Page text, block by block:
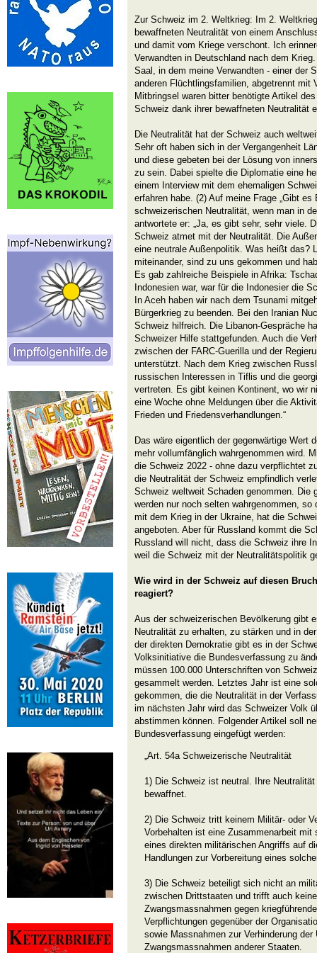
Zur Schweiz im 2. Weltkrieg: Im 2.
bewaffneten Neutralität von einem
und damit vom Kriege verschont. Ich
Verwandten in Deutschland nach dem
Saal, in dem meine Verwandten - einer der
anderen Flüchtlingsfamilien, abgetrennt mit
Mitbringsel waren bitter benötigte Artikel
Schweiz dank ihrer bewaffneten Neutralität
Die Neutralität hat der Schweiz auch
Sehr oft haben sich in der Vergangenheit
und diese gebeten bei der Lösung von
zu sein. Dabei spielte die Diplomatie eine
einem Interview mit dem ehemaligen
erfahren habe. (2) Auf meine Frage „Gibt
schweizerischen Neutralität, wenn man in
antwortete er: „Ja, es gibt sehr, sehr viele.
Schweiz atmet mit der Neutralität. Die
eine neutrale Außenpolitik. Was heißt das?
miteinander, sind zu uns gekommen und
Es gab zahlreiche Beispiele in Afrika:
Indonesien war, war für die Indonesier die
In Aceh haben wir nach dem Tsunami
Bürgerkrieg zu beenden. Bei den Iranian
Schweiz hilfreich. Die Libanon-Gespräche
Schweizer Hilfe stattgefunden. Auch die
zwischen der FARC-Guerilla und der
unterstützt. Nach dem Krieg zwischen
russischen Interessen in Tiflis und die
vertreten. Es gibt keinen Kontinent, wo wir
eine Woche ohne Meldungen über die
Frieden und Friedensverhandlungen.“
Das wäre eigentlich der gegenwärtige Wert
mehr vollumfänglich wahrgenommen wird.
die Schweiz 2022 - ohne dazu verpflichtet
die Neutralität der Schweiz empfindlich
Schweiz weltweit Schaden genommen. Die
werden nur noch selten wahrgenommen, so
mit dem Krieg in der Ukraine, hat die
angeboten. Aber für Russland kommt die
Russland will nicht, dass die Schweiz ihre
weil die Schweiz mit der Neutralitätspolitik
Wie wird in der Schweiz auf diesen
reagiert?
Aus der schweizerischen Bevölkerung gibt
Neutralität zu erhalten, zu stärken und in
der direkten Demokratie gibt es in der
Volksinitiative die Bundesverfassung zu
müssen 100.000 Unterschriften von
gesammelt werden. Letztes Jahr ist eine
gekommen, die die Neutralität in der
im nächsten Jahr wird das Schweizer Volk
abstimmen können. Folgender Artikel soll
Bundesverfassung eingefügt werden:
„Art. 54a Schweizerische Neutralität
1) Die Schweiz ist neutral. Ihre
bewaffnet.
2) Die Schweiz tritt keinem Militär- oder
Vorbehalten ist eine Zusammenarbeit
eines direkten militärischen Angriffs auf
Handlungen zur Vorbereitung eines
3) Die Schweiz beteiligt sich nicht an
zwischen Drittstaaten und trifft auch
Zwangsmassnahmen gegen
Verpflichtungen gegenüber der
sowie Massnahmen zur Verhinderung
Zwangsmassnahmen anderer Staaten.